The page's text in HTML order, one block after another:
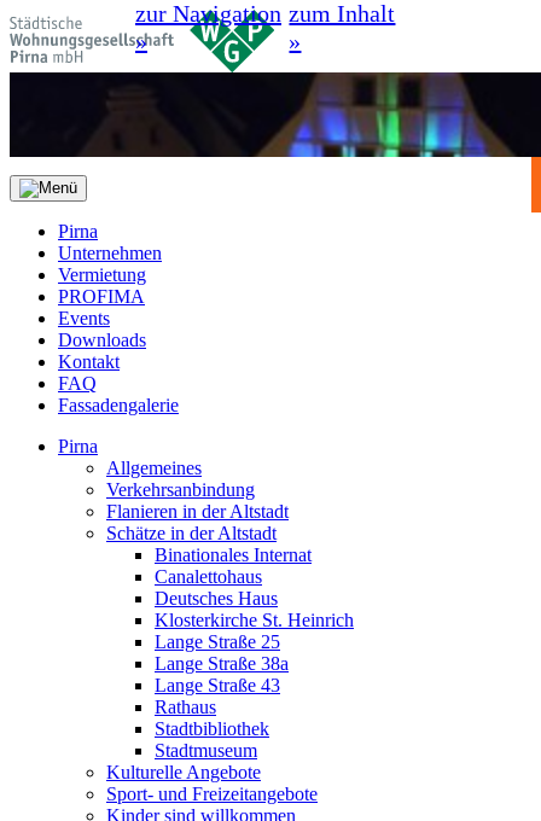
zur Navigation
»
zum Inhalt
»
Pirna
Unternehmen
Vermietung
PROFIMA
Events
Downloads
Kontakt
FAQ
Fassadengalerie
Pirna
Allgemeines
Verkehrsanbindung
Flanieren in der Altstadt
Schätze in der Altstadt
Binationales Internat
Canalettohaus
Deutsches Haus
Klosterkirche St. Heinrich
Lange Straße 25
Lange Straße 38a
Lange Straße 43
Rathaus
Stadtbibliothek
Stadtmuseum
Kulturelle Angebote
Sport- und Freizeitangebote
Kinder sind willkommen